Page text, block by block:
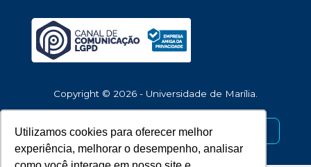
Utilizamos cookies para oferecer melhor
experiência, melhorar o desempenho, analisar
Copyright © 2026 - Universidade de Marília.
Desenvolvido por